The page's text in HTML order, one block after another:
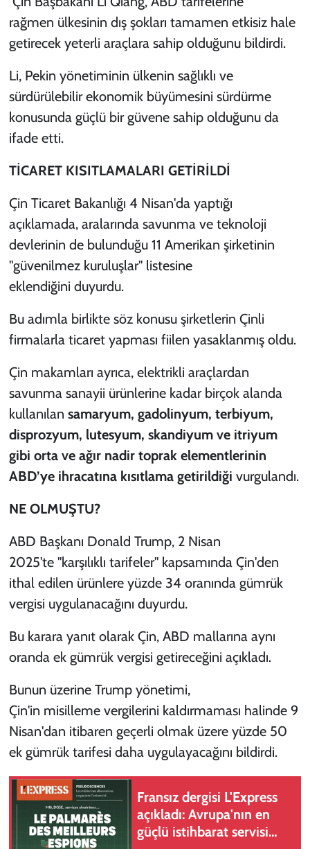
rağmen ülkesinin dış şokları tamamen etkisiz hale
getirecek yeterli araçlara sahip olduğunu bildirdi.
Li, Pekin yönetiminin ülkenin sağlıklı ve
sürdürülebilir ekonomik büyümesini sürdürme
konusunda güçlü bir güvene sahip olduğunu da
ifade etti.
TİCARET KISITLAMALARI GETİRİLDİ
Çin Ticaret Bakanlığı 4 Nisan'da yaptığı
açıklamada, aralarında savunma ve teknoloji
devlerinin de bulunduğu 11 Amerikan şirketinin
"güvenilmez kuruluşlar" listesine
eklendiğini duyurdu.
Bu adımla birlikte söz konusu şirketlerin Çinli
firmalarla ticaret yapması fiilen yasaklanmış oldu.
Çin makamları ayrıca, elektrikli araçlardan
savunma sanayii ürünlerine kadar birçok alanda
kullanılan samaryum, gadolinyum, terbiyum,
disprozyum, lutesyum, skandiyum ve itriyum
gibi orta ve ağır nadir toprak elementlerinin
ABD’ye ihracatına kısıtlama getirildiği vurgulandı.
NE OLMUŞTU?
ABD Başkanı Donald Trump, 2 Nisan
2025'te "karşılıklı tarifeler" kapsamında Çin'den
ithal edilen ürünlere yüzde 34 oranında gümrük
vergisi uygulanacağını duyurdu.
Bu karara yanıt olarak Çin, ABD mallarına aynı
oranda ek gümrük vergisi getireceğini açıkladı.
Bunun üzerine Trump yönetimi,
Çin'in misilleme vergilerini kaldırmaması halinde 9
Nisan'dan itibaren geçerli olmak üzere yüzde 50
ek gümrük tarifesi daha uygulayacağını bildirdi.
Fransız dergisi L'Express
açıkladı: Avrupa'nın en
güçlü istihbarat servisi